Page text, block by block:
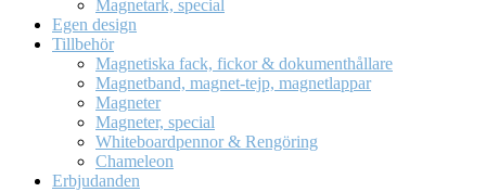
Magnetark, special
Egen design
Tillbehör
Magnetiska fack, fickor & dokumenthållare
Magnetband, magnet-tejp, magnetlappar
Magneter
Magneter, special
Whiteboardpennor & Rengöring
Chameleon
Erbjudanden